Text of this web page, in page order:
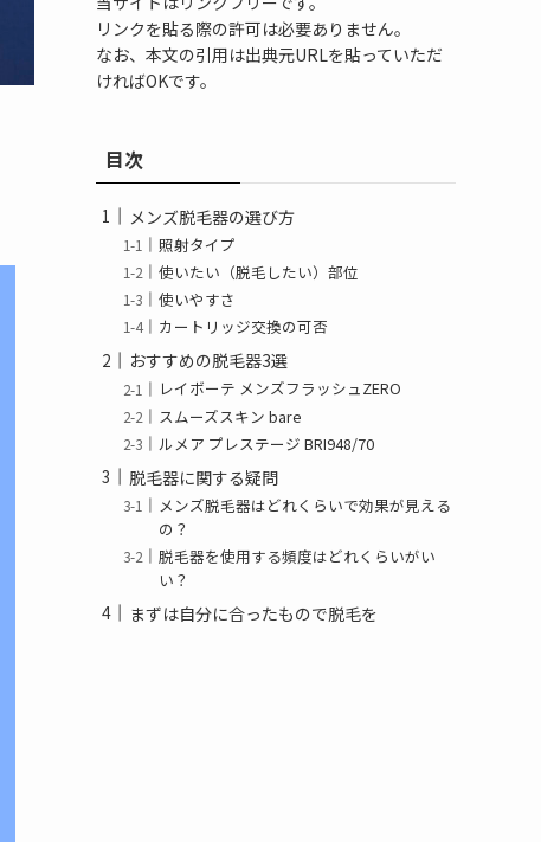
リンクを貼る際の許可は必要ありません。
なお、本文の引用は出典元URLを貼っていただ
ければOKです。
目次
メンズ脱毛器の選び方
照射タイプ
使いたい（脱毛したい）部位
使いやすさ
カートリッジ交換の可否
おすすめの脱毛器3選
レイボーテ メンズフラッシュZERO
スムーズスキン bare
ルメア プレステージ BRI948/70
脱毛器に関する疑問
メンズ脱毛器はどれくらいで効果が見える
の？
脱毛器を使用する頻度はどれくらいがい
い？
まずは自分に合ったもので脱毛を